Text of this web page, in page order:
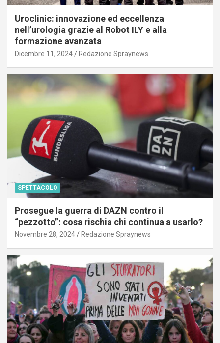
Uroclinic: innovazione ed eccellenza
nell’urologia grazie al Robot ILY e alla
formazione avanzata
Dicembre 11, 2024 Redazione Spraynews
SPETTACOLO
Prosegue la guerra di DAZN contro il
“pezzotto”: cosa rischia chi continua a usarlo?
Novembre 28, 2024 Redazione Spraynews